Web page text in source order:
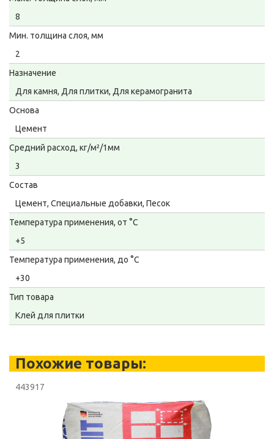
8
Мин. толщина слоя, мм
2
Назначение
Для камня, Для плитки, Для керамогранита
Основа
Цемент
Средний расход, кг/м²/1мм
3
Состав
Цемент, Специальные добавки, Песок
Температура применения, от °С
+5
Температура применения, до °С
+30
Тип товара
Клей для плитки
Похожие товары:
443917